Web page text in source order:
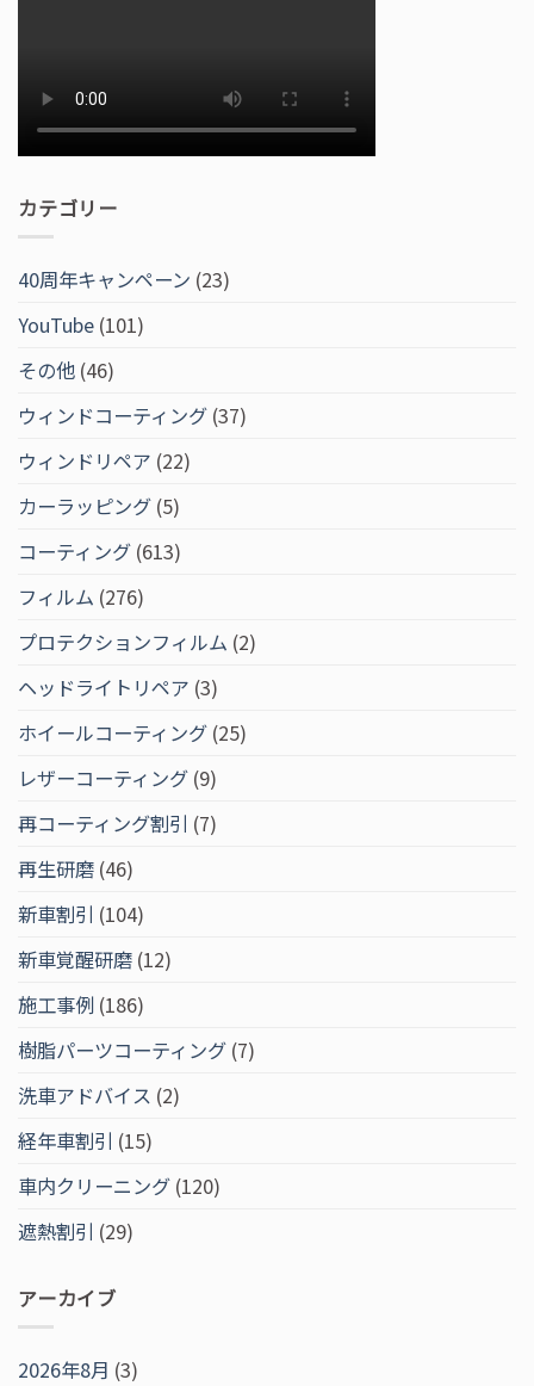
カテゴリー
40周年キャンペーン (23)
YouTube (101)
その他 (46)
ウィンドコーティング (37)
ウィンドリペア (22)
カーラッピング (5)
コーティング (613)
フィルム (276)
プロテクションフィルム (2)
ヘッドライトリペア (3)
ホイールコーティング (25)
レザーコーティング (9)
再コーティング割引 (7)
再生研磨 (46)
新車割引 (104)
新車覚醒研磨 (12)
施工事例 (186)
樹脂パーツコーティング (7)
洗車アドバイス (2)
経年車割引 (15)
車内クリーニング (120)
遮熱割引 (29)
アーカイブ
2026年8月 (3)